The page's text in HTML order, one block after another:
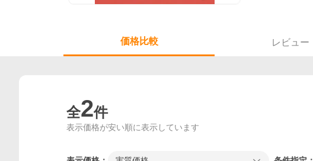
価格比較 レビュー
全2件
表示価格が安い順に表示しています